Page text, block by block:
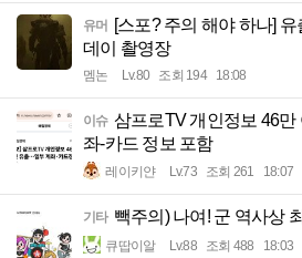
유머
[스포? 주의 해야 하나]
데이 촬영장
멤논 Lv.80 조회 194 18:08
이슈 삼프로TV 개인정보 46만
좌-카드 정보 포함
레이키얀 Lv.73 조회 261 18:07
기타 빽주의) 나여! 군 역사상
큐땁이알 Lv.88 조회 488 18:03